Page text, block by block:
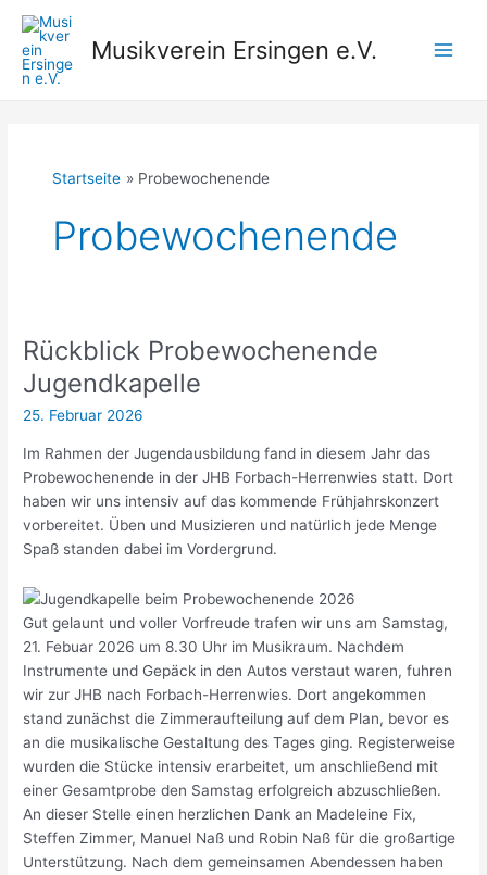
Inhalt
springen
Musikverein Ersingen e.V.
Startseite Probewochenende
Probewochenende
Rückblick Probewochenende
Jugendkapelle
25. Februar 2026
Im Rahmen der Jugendausbildung fand in diesem Jahr das
Probewochenende in der JHB Forbach-Herrenwies statt. Dort
haben wir uns intensiv auf das kommende Frühjahrskonzert
vorbereitet. Üben und Musizieren und natürlich jede Menge
Spaß standen dabei im Vordergrund.
Gut gelaunt und voller Vorfreude trafen wir uns am Samstag,
21. Febuar 2026 um 8.30 Uhr im Musikraum. Nachdem
Instrumente und Gepäck in den Autos verstaut waren, fuhren
wir zur JHB nach Forbach-Herrenwies. Dort angekommen
stand zunächst die Zimmeraufteilung auf dem Plan, bevor es
an die musikalische Gestaltung des Tages ging. Registerweise
wurden die Stücke intensiv erarbeitet, um anschließend mit
einer Gesamtprobe den Samstag erfolgreich abzuschließen.
An dieser Stelle einen herzlichen Dank an Madeleine Fix,
Steffen Zimmer, Manuel Naß und Robin Naß für die großartige
Unterstützung. Nach dem gemeinsamen Abendessen haben